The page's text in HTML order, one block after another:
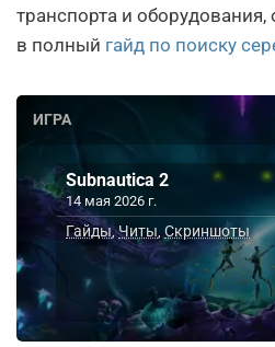
транспорта и оборудования,
в полный гайд по поиску
ИГРА
Subnautica 2
14 мая 2026 г.
Гайды,Читы,Скриншоты